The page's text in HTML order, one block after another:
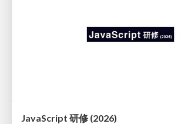
JavaScript 研修 (2026)